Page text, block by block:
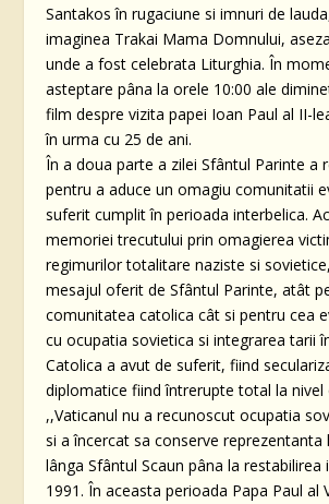
Santakos în rugaciune si imnuri de
imaginea Trakai Mama Domnului,
unde a fost celebrata Liturghia. În
asteptare pâna la orele 10:00 ale
film despre vizita papei Ioan Paul al II-
în urma cu 25 de ani.
În a doua parte a zilei Sfântul Parinte a
pentru a aduce un omagiu comunitatii
suferit cumplit în perioada interbelica.
memoriei trecutului prin omagierea
regimurilor totalitare naziste si
mesajul oferit de Sfântul Parinte, atât
comunitatea catolica cât si pentru cea
cu ocupatia sovietica si integrarea tarii
Catolica a avut de suferit, fiind
diplomatice fiind întrerupte total la nivel
,,Vaticanul nu a recunoscut ocupatia
si a încercat sa conserve reprezentanta
lânga Sfântul Scaun pâna la restabilirea
1991. În aceasta perioada Papa Paul al